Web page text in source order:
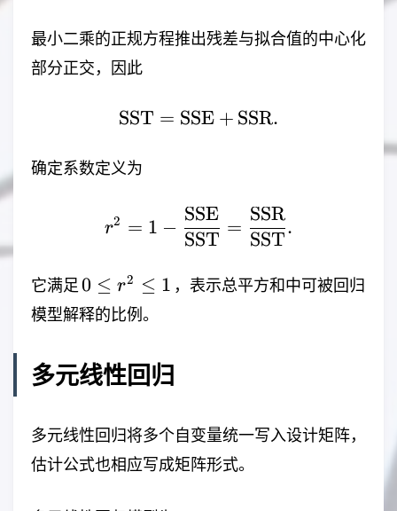
最小二乘的正规方程推出残差与拟合值的中心化
部分正交，因此
SST = SSE + SSR.
确定系数定义为
r^2=1-
r2 = 1 −
SST
SSE
=
SST
SSR
.
它满足 0\leq
r^2\leq
1
0 ≤ r2 ≤ 1 ，表示总平方和中可被回归
模型解释的比例。
多元线性回归
多元线性回归将多个自变量统一写入设计矩阵，
估计公式也相应写成矩阵形式。